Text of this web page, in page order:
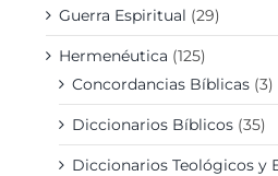
Guerra Espiritual (29)
Hermenéutica (125)
Concordancias Bíblicas (3)
Diccionarios Bíblicos (35)
Diccionarios Teológicos y